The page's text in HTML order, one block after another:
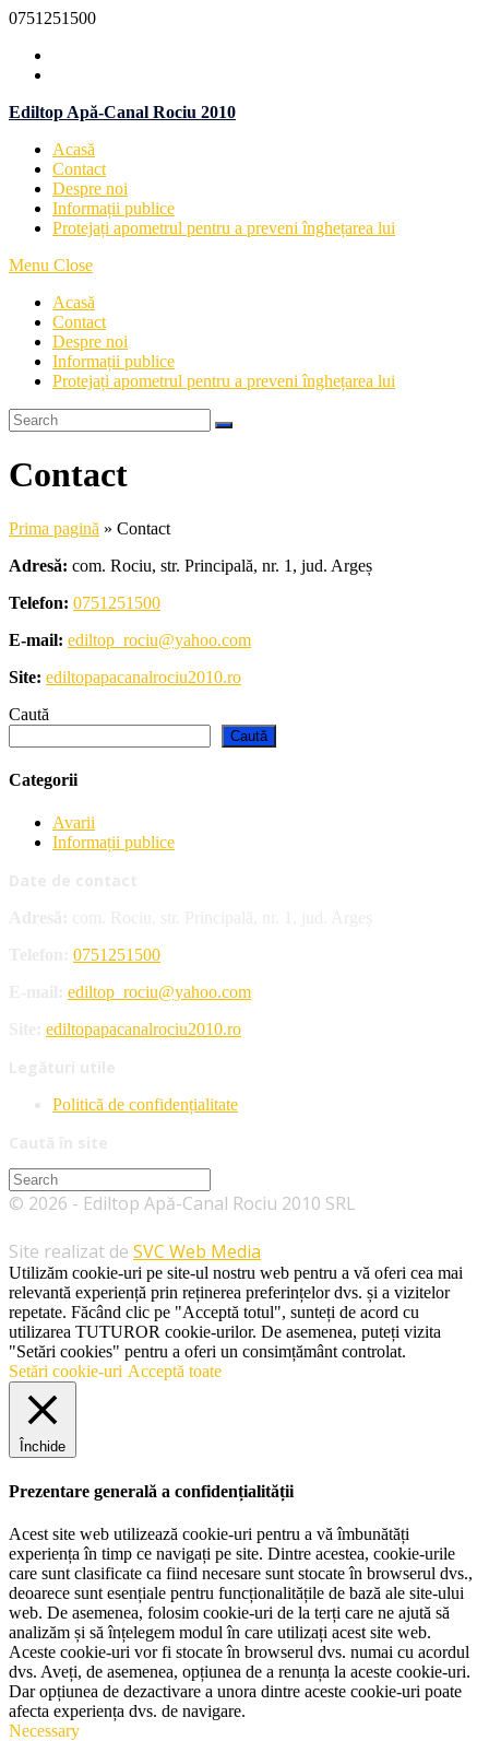
Skip
content
0751251500
Ediltop Apă-Canal Rociu 2010
Acasă
Contact
Despre noi
Informații publice
Protejați apometrul pentru a preveni înghețarea lui
Menu Close
Acasă
Contact
Despre noi
Informații publice
Protejați apometrul pentru a preveni înghețarea lui
Contact
Prima pagină » Contact
Adresă: com. Rociu, str. Principală, nr. 1, jud. Argeș
Telefon: 0751251500
E-mail: ediltop_rociu@yahoo.com
Site: ediltopapacanalrociu2010.ro
Caută
Caută
Categorii
Avarii
Informații publice
0751251500
ediltop_rociu@yahoo.com
ediltopapacanalrociu2010.ro
Politică de confidențialitate
Search
this
website
© 2026 - Ediltop Apă-Canal Rociu 2010 SRL
Site realizat de SVC Web Media
Utilizăm cookie-uri pe site-ul nostru web pentru a vă oferi cea mai
relevantă experiență prin reținerea preferințelor dvs. și a vizitelor
repetate. Făcând clic pe "Acceptă totul", sunteți de acord cu
utilizarea TUTUROR cookie-urilor. De asemenea, puteți vizita
"Setări cookies" pentru a oferi un consimțământ controlat.
Setări cookie-uri Acceptă toate
Închide
Prezentare generală a confidențialității
Acest site web utilizează cookie-uri pentru a vă îmbunătăți
experiența în timp ce navigați pe site. Dintre acestea, cookie-urile
care sunt clasificate ca fiind necesare sunt stocate în browserul dvs.,
deoarece sunt esențiale pentru funcționalitățile de bază ale site-ului
web. De asemenea, folosim cookie-uri de la terți care ne ajută să
analizăm și să înțelegem modul în care utilizați acest site web.
Aceste cookie-uri vor fi stocate în browserul dvs. numai cu acordul
dvs. Aveți, de asemenea, opțiunea de a renunța la aceste cookie-uri.
Dar opțiunea de dezactivare a unora dintre aceste cookie-uri poate
afecta experiența dvs. de navigare.
Necessary